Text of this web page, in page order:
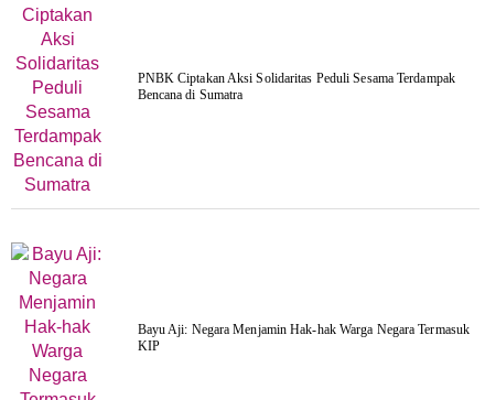
PNBK Ciptakan Aksi Solidaritas Peduli Sesama Terdampak
Bencana di Sumatra
Bayu Aji: Negara Menjamin Hak-hak Warga Negara Termasuk
KIP